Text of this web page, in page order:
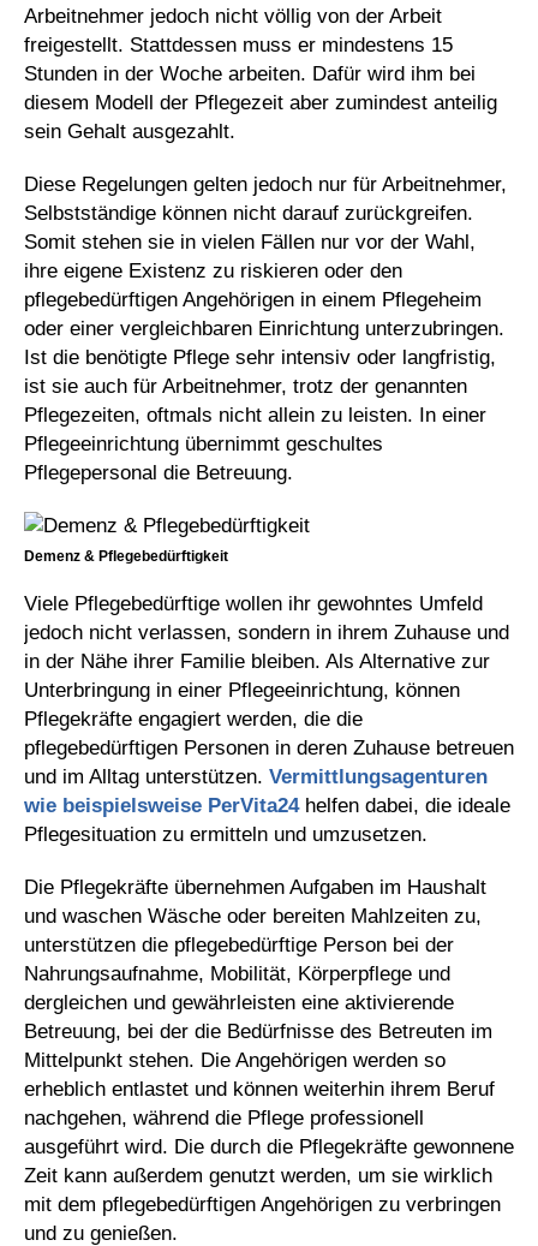
Arbeitnehmer jedoch nicht völlig von der Arbeit
freigestellt. Stattdessen muss er mindestens 15
Stunden in der Woche arbeiten. Dafür wird ihm bei
diesem Modell der Pflegezeit aber zumindest anteilig
sein Gehalt ausgezahlt.
Diese Regelungen gelten jedoch nur für Arbeitnehmer,
Selbstständige können nicht darauf zurückgreifen.
Somit stehen sie in vielen Fällen nur vor der Wahl,
ihre eigene Existenz zu riskieren oder den
pflegebedürftigen Angehörigen in einem Pflegeheim
oder einer vergleichbaren Einrichtung unterzubringen.
Ist die benötigte Pflege sehr intensiv oder langfristig,
ist sie auch für Arbeitnehmer, trotz der genannten
Pflegezeiten, oftmals nicht allein zu leisten. In einer
Pflegeeinrichtung übernimmt geschultes
Pflegepersonal die Betreuung.
Demenz & Pflegebedürftigkeit
Viele Pflegebedürftige wollen ihr gewohntes Umfeld
jedoch nicht verlassen, sondern in ihrem Zuhause und
in der Nähe ihrer Familie bleiben. Als Alternative zur
Unterbringung in einer Pflegeeinrichtung, können
Pflegekräfte engagiert werden, die die
pflegebedürftigen Personen in deren Zuhause betreuen
und im Alltag unterstützen. Vermittlungsagenturen
wie beispielsweise PerVita24helfen dabei, die ideale
Pflegesituation zu ermitteln und umzusetzen.
Die Pflegekräfte übernehmen Aufgaben im Haushalt
und waschen Wäsche oder bereiten Mahlzeiten zu,
unterstützen die pflegebedürftige Person bei der
Nahrungsaufnahme, Mobilität, Körperpflege und
dergleichen und gewährleisten eine aktivierende
Betreuung, bei der die Bedürfnisse des Betreuten im
Mittelpunkt stehen. Die Angehörigen werden so
erheblich entlastet und können weiterhin ihrem Beruf
nachgehen, während die Pflege professionell
ausgeführt wird. Die durch die Pflegekräfte gewonnene
Zeit kann außerdem genutzt werden, um sie wirklich
mit dem pflegebedürftigen Angehörigen zu verbringen
und zu genießen.